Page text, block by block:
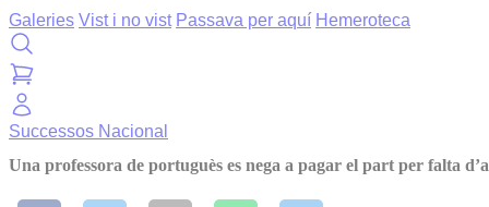
Galeries Vist i no vist Passava per aquí Hemeroteca
Successos Nacional
Una professora de portuguès es nega a pagar el part per falta